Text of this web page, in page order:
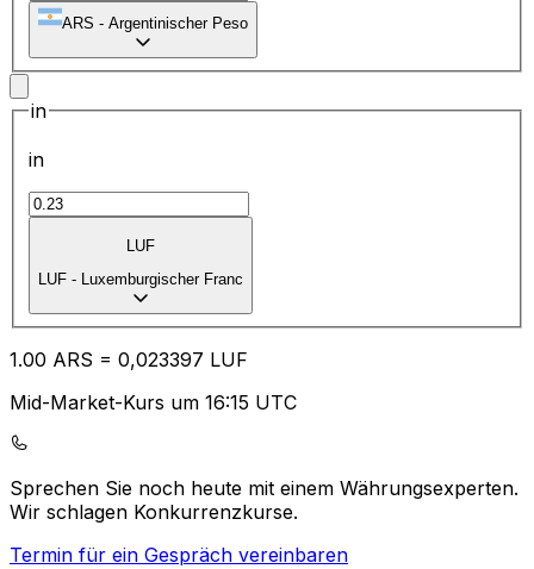
ARS - Argentinischer Peso
in
in
LUF
LUF - Luxemburgischer Franc
1.00 ARS = 0,023397 LUF
Mid-Market-Kurs um 16:15 UTC
Sprechen Sie noch heute mit einem Währungsexperten.
Wir schlagen Konkurrenzkurse.
Termin für ein Gespräch vereinbaren